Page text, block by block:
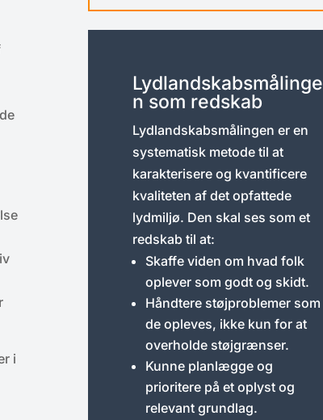
i
Lydlandskabsmålinge
n som redskab
Lydlandskabsmålingen er en
systematisk metode til at
karakterisere og kvantificere
kvaliteten af det opfattede
lydmiljø. Den skal ses som et
redskab til at:
Skaffe viden om hvad folk
oplever som godt og skidt.
Håndtere støjproblemer som
de opleves, ikke kun for at
overholde støjgrænser.
Kunne planlægge og
prioritere på et oplyst og
relevant grundlag.